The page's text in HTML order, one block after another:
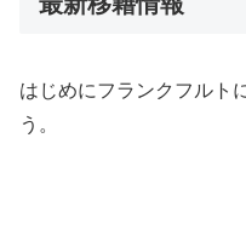
はじめにフランクフルト
う。